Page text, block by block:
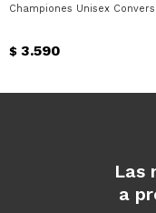
Championes Unisex
$ 3.590
Las
a
Día